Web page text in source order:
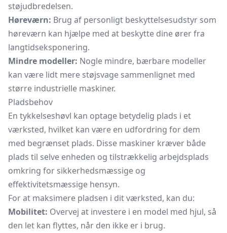
støjudbredelsen.
Høreværn: Brug af personligt beskyttelsesudstyr som
høreværn kan hjælpe med at beskytte dine ører fra
langtidseksponering.
Mindre modeller: Nogle mindre, bærbare modeller
kan være lidt mere støjsvage sammenlignet med
større industrielle maskiner.
Pladsbehov
En tykkelseshøvl kan optage betydelig plads i et
værksted, hvilket kan være en udfordring for dem
med begrænset plads. Disse maskiner kræver både
plads til selve enheden og tilstrækkelig arbejdsplads
omkring for sikkerhedsmæssige og
effektivitetsmæssige hensyn.
For at maksimere pladsen i dit værksted, kan du:
Mobilitet: Overvej at investere i en model med hjul, så
den let kan flyttes, når den ikke er i brug.